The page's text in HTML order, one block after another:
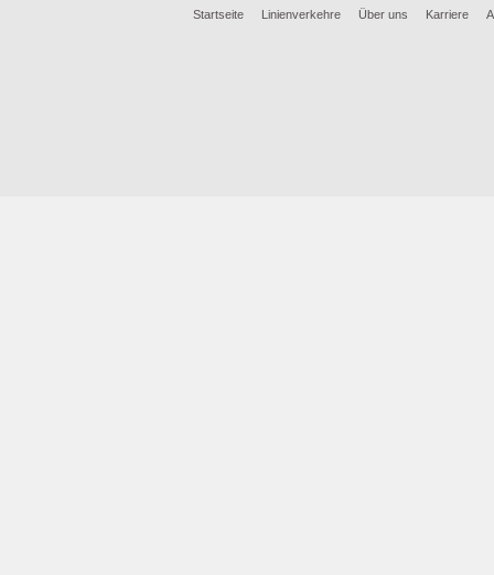
Startseite Linienverkehre Über uns Karriere